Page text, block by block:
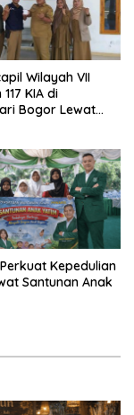
Wilayah VII
KIA di
Bogor Lewat
Perkuat Kepedulian
Santunan Anak